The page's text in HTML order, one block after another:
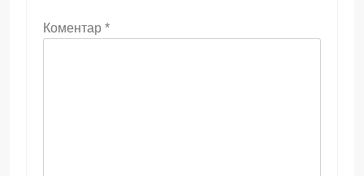
Коментар *